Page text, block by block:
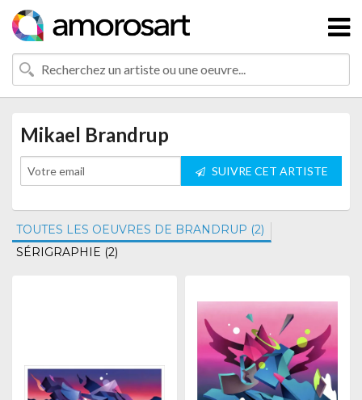
Mikael Brandrup
SUIVRE CET ARTISTE
TOUTES LES OEUVRES DE BRANDRUP (2)
SÉRIGRAPHIE (2)